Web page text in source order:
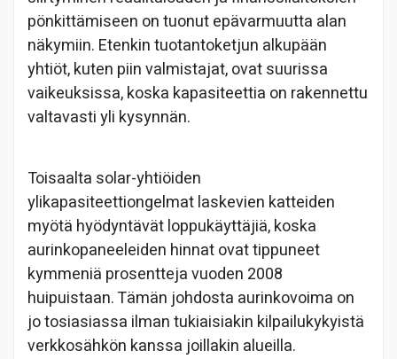
pönkittämiseen on tuonut epävarmuutta alan
näkymiin. Etenkin tuotantoketjun alkupään
yhtiöt, kuten piin valmistajat, ovat suurissa
vaikeuksissa, koska kapasiteettia on rakennettu
valtavasti yli kysynnän.
Toisaalta solar-yhtiöiden
ylikapasiteettiongelmat laskevien katteiden
myötä hyödyntävät loppukäyttäjiä, koska
aurinkopaneeleiden hinnat ovat tippuneet
kymmeniä prosentteja vuoden 2008
huipuistaan. Tämän johdosta aurinkovoima on
jo tosiasiassa ilman tukiaisiakin kilpailukykyistä
verkkosähkön kanssa joillakin alueilla.